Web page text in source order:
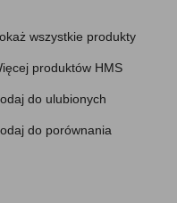
wszystkie produkty
produktów HMS
do ulubionych
do porównania